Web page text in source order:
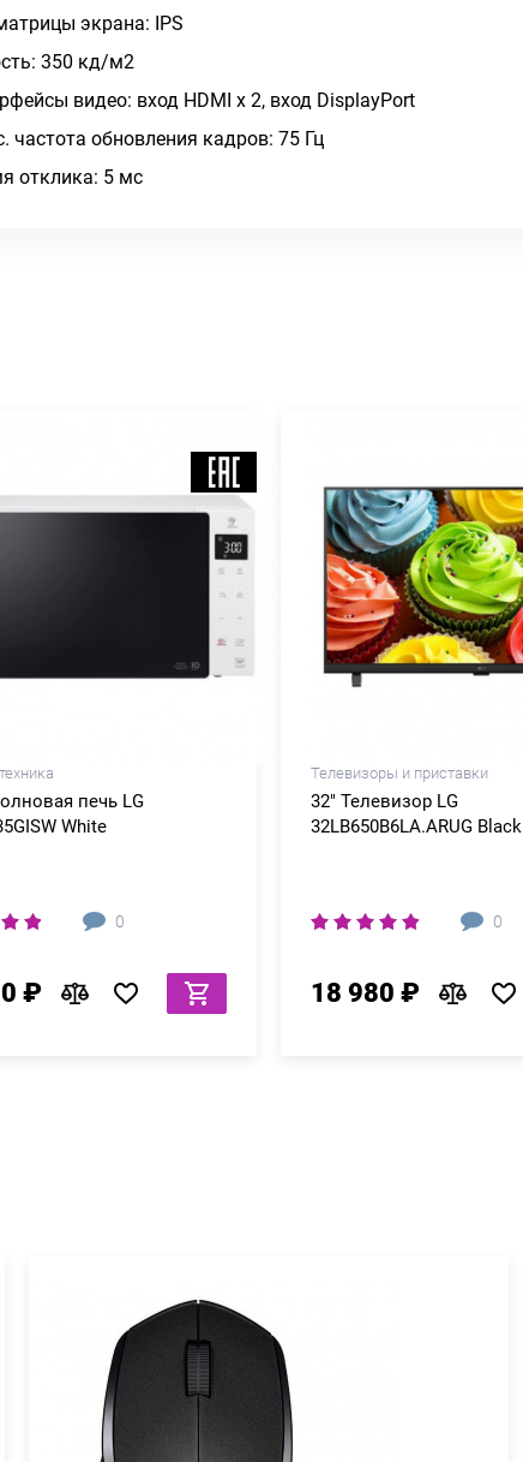
экрана: IPS
350 кд/м2
видео: вход HDMI x 2, вход DisplayPort
частота обновления кадров: 75 Гц
отклика: 5 мс
печь LG
White
0
₽
Телевизоры и приставки
32" Телевизор LG
32LB650B6LA.ARUG Black
0
18 980 ₽